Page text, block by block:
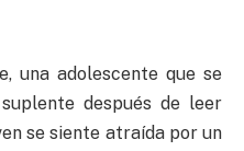
una adolescente que se
después de leer
se siente atraída por un